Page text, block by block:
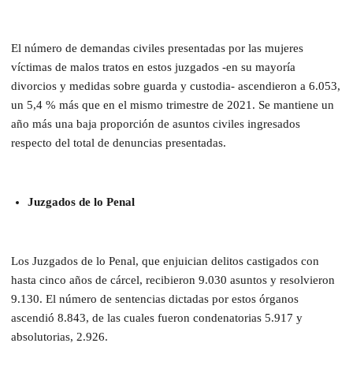
El número de demandas civiles presentadas por las mujeres
víctimas de malos tratos en estos juzgados -en su mayoría
divorcios y medidas sobre guarda y custodia- ascendieron a 6.053,
un 5,4 % más que en el mismo trimestre de 2021. Se mantiene un
año más una baja proporción de asuntos civiles ingresados
respecto del total de denuncias presentadas.
Juzgados de lo Penal
Los Juzgados de lo Penal, que enjuician delitos castigados con
hasta cinco años de cárcel, recibieron 9.030 asuntos y resolvieron
9.130. El número de sentencias dictadas por estos órganos
ascendió 8.843, de las cuales fueron condenatorias 5.917 y
absolutorias, 2.926.